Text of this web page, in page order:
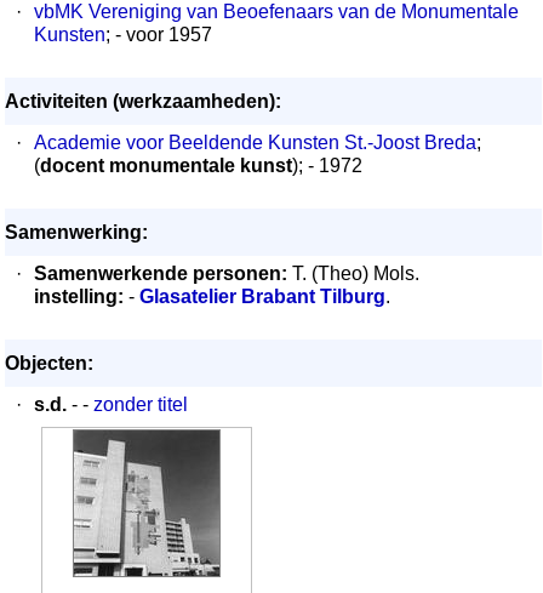
·
vbMK Vereniging van Beoefenaars van de Monumentale
Kunsten; - voor 1957
Activiteiten (werkzaamheden):
·
Academie voor Beeldende Kunsten St.-Joost Breda;
(docent monumentale kunst); - 1972
Samenwerking:
·
Samenwerkende personen: T. (Theo) Mols.
instelling: - Glasatelier Brabant Tilburg.
Objecten:
·
s.d. - - zonder titel